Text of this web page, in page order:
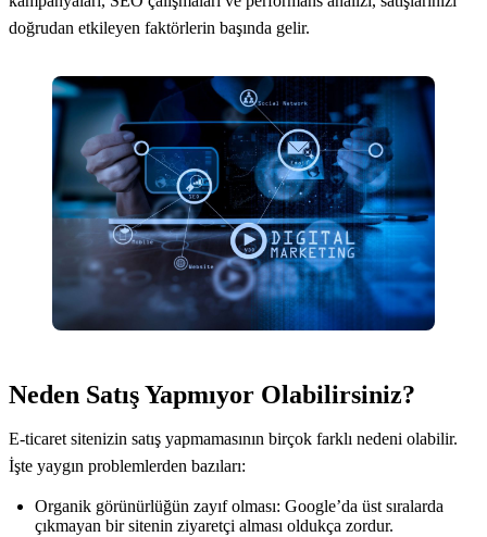
doğrudan etkileyen faktörlerin başında gelir.
Neden Satış Yapmıyor Olabilirsiniz?
E-ticaret sitenizin satış yapmamasının birçok farklı nedeni olabilir.
İşte yaygın problemlerden bazıları:
Organik görünürlüğün zayıf olması: Google’da üst sıralarda
çıkmayan bir sitenin ziyaretçi alması oldukça zordur.